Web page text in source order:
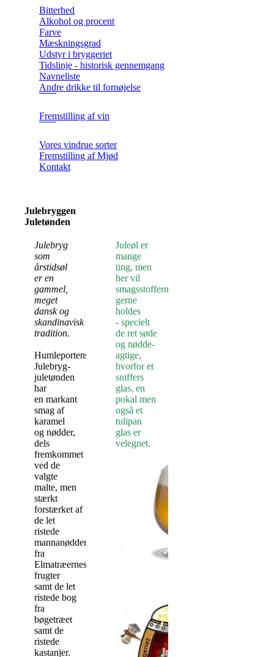
Bitterhed
Alkohol og procent
Farve
Mæskningsgrad
Udstyr i bryggeriet
Tidslinje - historisk gennemgang
Navneliste
Andre drikke til fornøjelse
Fremstilling af vin
Vores vindrue sorter
Fremstilling af Mjød
Kontakt
Julebryggen
Juletønden
Julebryg
som
årstidsøl
er en
gammel,
meget
dansk og
skandinavisk
tradition.
Humleportens
Julebryg-
juletønden
har
en markant
smag af
karamel
og nødder,
dels
fremkommet
ved de
valgte
malte, men
stærkt
forstærket af
de let
ristede
mannanødder
fra
Elmatræernes
frugter
samt de let
ristede bog
fra
bøgetræet
samt de
ristede
kastanjer.
Juleøl er
mange
ting, men
her vil
smagsstofferne
gerne
holdes
- specielt
de ret søde
og nødde-
agtige,
hvorfor et
sniffers
glas, en
pokal men
også et
tulipan
glas er
velegnet.